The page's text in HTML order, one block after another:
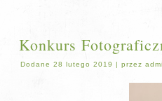
Konkurs
Dodane 28 lutego 2019 | przez